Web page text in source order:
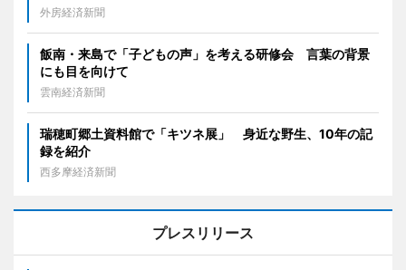
外房経済新聞
飯南・来島で「子どもの声」を考える研修会 言葉の背景
にも目を向けて
雲南経済新聞
瑞穂町郷土資料館で「キツネ展」 身近な野生、10年の記
録を紹介
西多摩経済新聞
プレスリリース